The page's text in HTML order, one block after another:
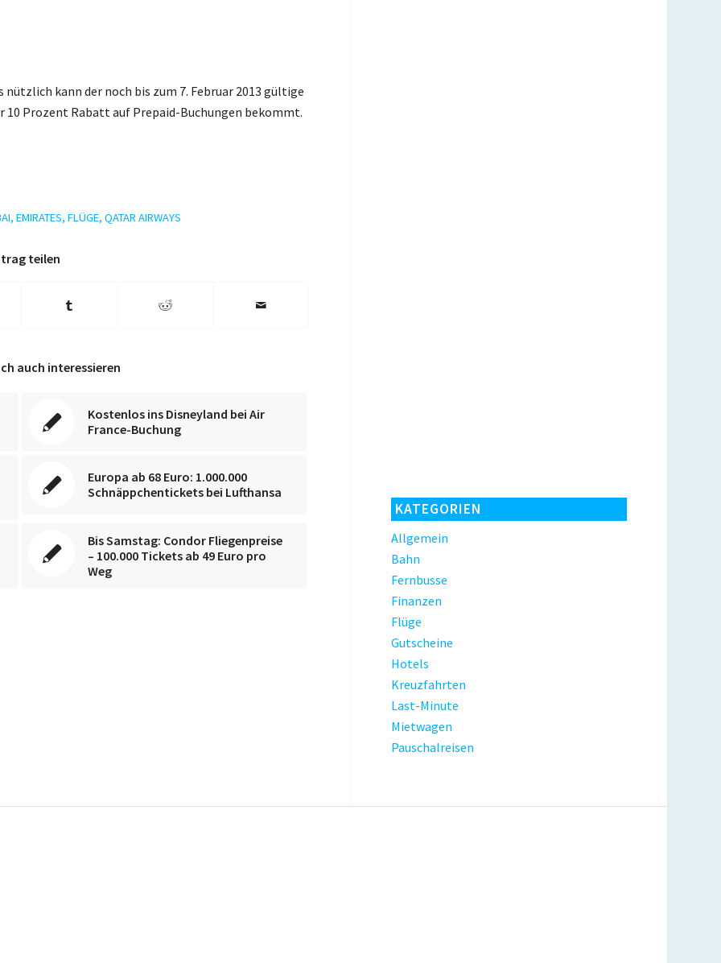
kann der noch bis zum 7. Februar 2013 gültige
10 Prozent Rabatt auf Prepaid-Buchungen bekommt.
, EMIRATES, FLÜGE, QATAR AIRWAYS
teilen
auch interessieren
Kostenlos ins Disneyland bei Air
France-Buchung
Europa ab 68 Euro: 1.000.000
Schnäppchentickets bei Lufthansa
Bis Samstag: Condor Fliegenpreise
– 100.000 Tickets ab 49 Euro pro
Weg
KATEGORIEN
Allgemein
Bahn
Fernbusse
Finanzen
Flüge
Gutscheine
Hotels
Kreuzfahrten
Last-Minute
Mietwagen
Pauschalreisen